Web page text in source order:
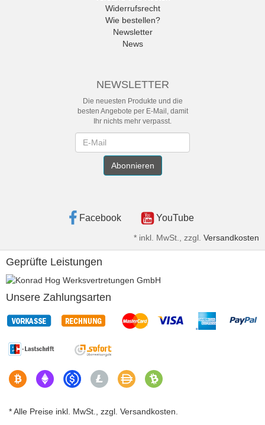
Widerrufsrecht
Wie bestellen?
Newsletter
News
NEWSLETTER
Die neuesten Produkte und die
besten Angebote per E-Mail, damit
Ihr nichts mehr verpasst.
Abonnieren
Facebook YouTube
* inkl. MwSt., zzgl. Versandkosten
Geprüfte Leistungen
Unsere Zahlungsarten
* Alle Preise inkl. MwSt., zzgl. Versandkosten.